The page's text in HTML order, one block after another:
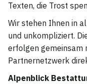
Texten, die Trost
Wir stehen Ihnen in
und unkompliziert.
erfolgen gemeinsam
Partnernetzwerk
Alpenblick